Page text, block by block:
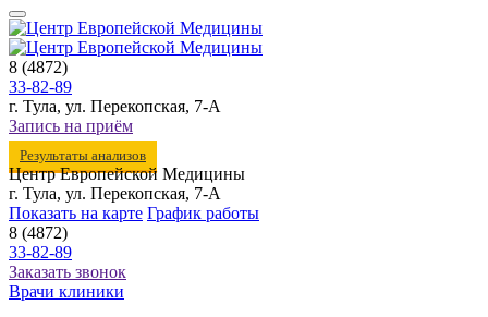
8 (4872)
33-82-89
г. Тула, ул. Перекопская, 7-А
Запись на приём
Результаты анализов
Центр Европейской Медицины
г. Тула, ул. Перекопская, 7-А
Показать на карте График работы
8 (4872)
33-82-89
Заказать звонок
Врачи клиники